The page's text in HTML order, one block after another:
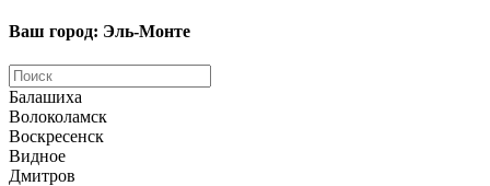
Ваш город: Эль-Монте
Балашиха
Волоколамск
Воскресенск
Видное
Дмитров